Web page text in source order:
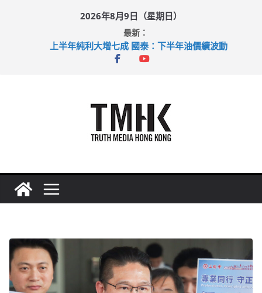
2026年8月9日（星期日）
最新：
上半年純利大增七成 國泰：下半年油價續波動
拜仁熱身賽挫維拉 啟德主場館奪錦標